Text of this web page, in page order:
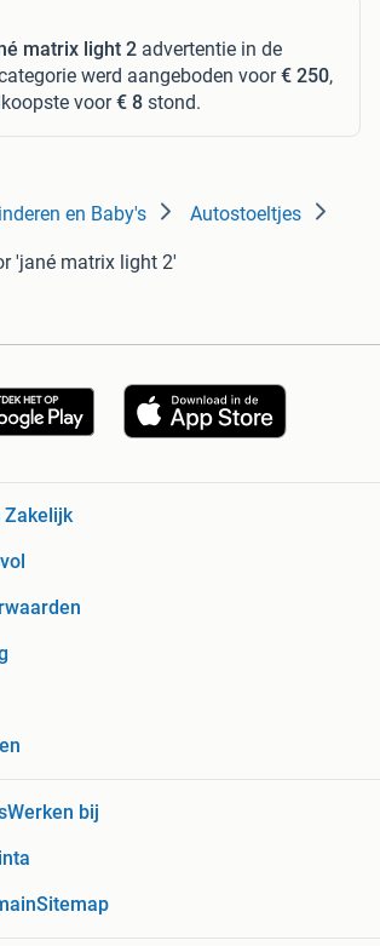
matrix light 2 advertentie in de
werd aangeboden voor€ 250,
voor€ 8 stond.
en Baby's Autostoeltjes
'jané matrix light 2'
Zakelijk
Werken bij
Sitemap